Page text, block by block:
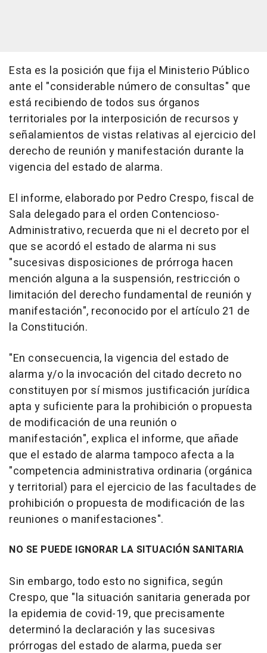
Esta es la posición que fija el Ministerio Público
ante el "considerable número de consultas" que
está recibiendo de todos sus órganos
territoriales por la interposición de recursos y
señalamientos de vistas relativas al ejercicio del
derecho de reunión y manifestación durante la
vigencia del estado de alarma.
El informe, elaborado por Pedro Crespo, fiscal de
Sala delegado para el orden Contencioso-
Administrativo, recuerda que ni el decreto por el
que se acordó el estado de alarma ni sus
"sucesivas disposiciones de prórroga hacen
mención alguna a la suspensión, restricción o
limitación del derecho fundamental de reunión y
manifestación", reconocido por el artículo 21 de
la Constitución.
"En consecuencia, la vigencia del estado de
alarma y/o la invocación del citado decreto no
constituyen por sí mismos justificación jurídica
apta y suficiente para la prohibición o propuesta
de modificación de una reunión o
manifestación", explica el informe, que añade
que el estado de alarma tampoco afecta a la
"competencia administrativa ordinaria (orgánica
y territorial) para el ejercicio de las facultades de
prohibición o propuesta de modificación de las
reuniones o manifestaciones".
NO SE PUEDE IGNORAR LA SITUACIÓN SANITARIA
Sin embargo, todo esto no significa, según
Crespo, que "la situación sanitaria generada por
la epidemia de covid-19, que precisamente
determinó la declaración y las sucesivas
prórrogas del estado de alarma, pueda ser